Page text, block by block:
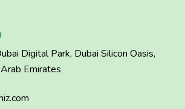
Digital Park, Dubai Silicon Oasis,
Emirates